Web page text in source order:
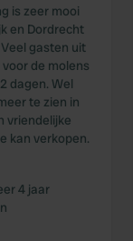
is zeer mooi
en Dordrecht
gasten uit
de molens
dagen. Wel
te zien in
vriendelijke
kan verkopen.
4 jaar